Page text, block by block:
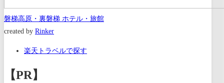
磐梯高原・裏磐梯 ホテル・旅館
created by Rinker
楽天トラベルで探す
【PR】